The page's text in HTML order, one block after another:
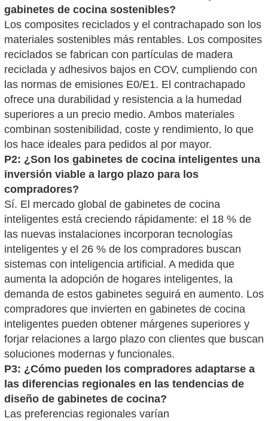
gabinetes de cocina sostenibles?
Los composites reciclados y el contrachapado son los
materiales sostenibles más rentables. Los composites
reciclados se fabrican con partículas de madera
reciclada y adhesivos bajos en COV, cumpliendo con
las normas de emisiones E0/E1. El contrachapado
ofrece una durabilidad y resistencia a la humedad
superiores a un precio medio. Ambos materiales
combinan sostenibilidad, coste y rendimiento, lo que
los hace ideales para pedidos al por mayor.
P2: ¿Son los gabinetes de cocina inteligentes una
inversión viable a largo plazo para los
compradores?
Sí. El mercado global de gabinetes de cocina
inteligentes está creciendo rápidamente: el 18 % de
las nuevas instalaciones incorporan tecnologías
inteligentes y el 26 % de los compradores buscan
sistemas con inteligencia artificial. A medida que
aumenta la adopción de hogares inteligentes, la
demanda de estos gabinetes seguirá en aumento. Los
compradores que invierten en gabinetes de cocina
inteligentes pueden obtener márgenes superiores y
forjar relaciones a largo plazo con clientes que buscan
soluciones modernas y funcionales.
P3: ¿Cómo pueden los compradores adaptarse a
las diferencias regionales en las tendencias de
diseño de gabinetes de cocina?
Las preferencias regionales varían